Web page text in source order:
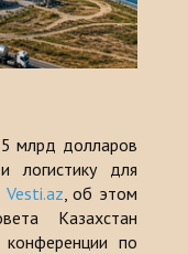
млрд долларов
логистику для
Vesti.az, об этом
Казахстан
по